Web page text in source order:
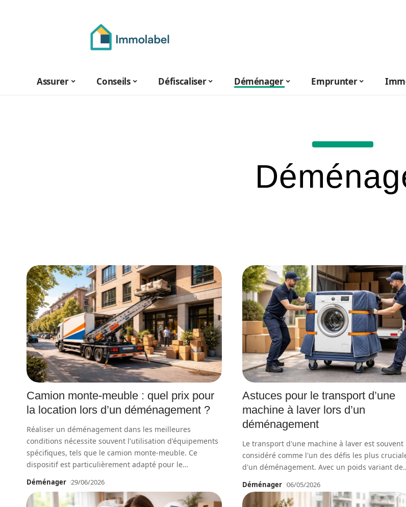
Assurer Conseils Défiscaliser Déménager Emprunter
Camion monte-meuble : quel prix pour
la location lors d’un déménagement ?
Réaliser un déménagement dans les meilleures
conditions nécessite souvent l'utilisation d'équipements
spécifiques, tels que le camion monte-meuble. Ce
dispositif est particulièrement adapté pour le…
Déménager 29/06/2026
Astuces pour le transport d’une
machine à laver lors d’un
déménagement
Le transport d'une machine à laver est souvent
considéré comme l'un des défis les plus
d'un déménagement. Avec un poids variant de
Déménager 06/05/2026